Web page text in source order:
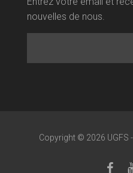
nouvelles de nous.
Copyright © 2026 UGFS